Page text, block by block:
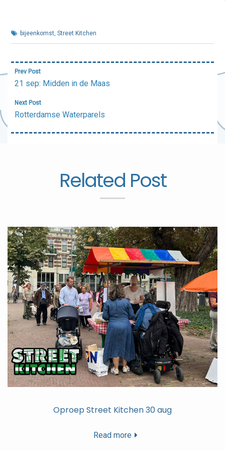
bijeenkomst, Street Kitchen
Bericht
navigatie
Prev Post
21 sep: Midden in de Maas
Next Post
Rotterdamse Waterparels
Related Post
Oproep Street Kitchen 30 aug
Read more